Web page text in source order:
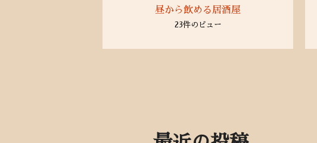
昼から飲める居酒屋
23件のビュー